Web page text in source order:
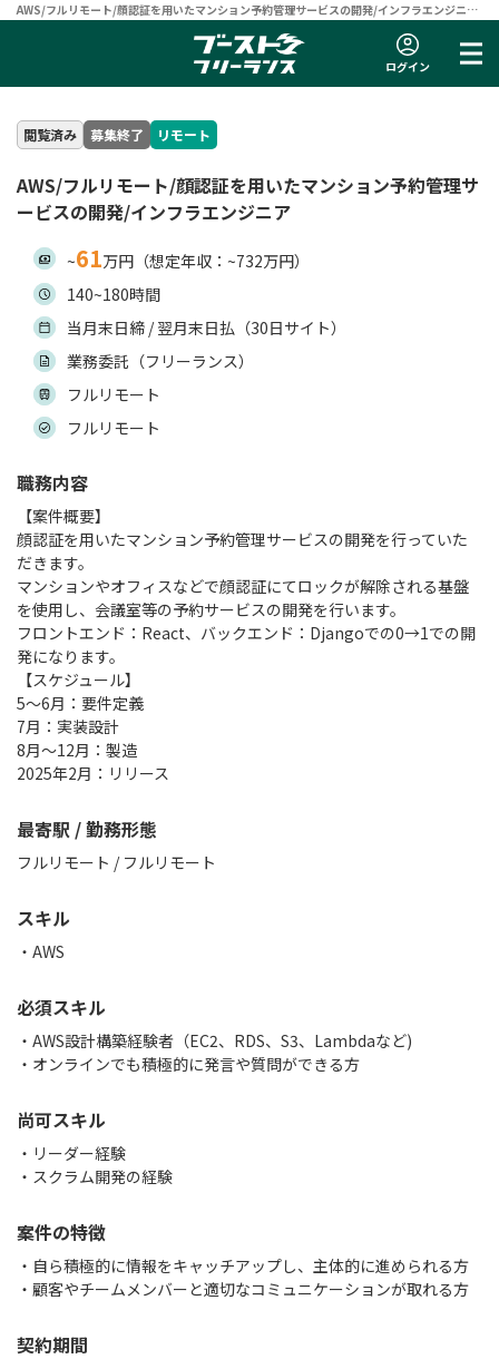
AWS/フルリモート/顔認証を用いたマンション予約管理サービスの開発/インフラエンジニア
| フリーランスエンジニア向け案件サイト 【ブーストフリーランス】
ログイン
閲覧済み 募集終了 リモート
AWS/フルリモート/顔認証を用いたマンション予約管理サ
ービスの開発/インフラエンジニア
~61万円（想定年収：~732万円）
140~180時間
当月末日締 / 翌月末日払（30日サイト）
業務委託（フリーランス）
フルリモート
フルリモート
職務内容
【案件概要】
顔認証を用いたマンション予約管理サービスの開発を行っていた
だきます。
マンションやオフィスなどで顔認証にてロックが解除される基盤
を使用し、会議室等の予約サービスの開発を行います。
フロントエンド：React、バックエンド：Djangoでの0→1での開
発になります。
【スケジュール】
5〜6月：要件定義
7月：実装設計
8月〜12月：製造
2025年2月：リリース
最寄駅 / 勤務形態
フルリモート / フルリモート
スキル
AWS
必須スキル
・AWS設計構築経験者（EC2、RDS、S3、Lambdaなど)
・オンラインでも積極的に発言や質問ができる方
尚可スキル
・リーダー経験
・スクラム開発の経験
案件の特徴
・自ら積極的に情報をキャッチアップし、主体的に進められる方
・顧客やチームメンバーと適切なコミュニケーションが取れる方
契約期間